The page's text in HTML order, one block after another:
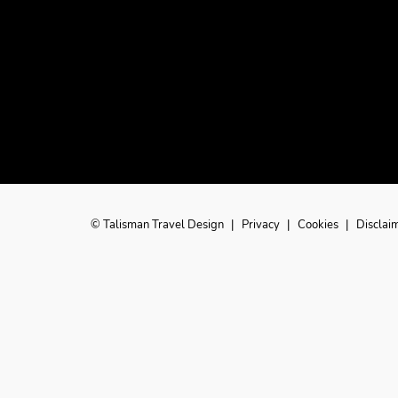
© Talisman Travel Design | Privacy | Cookies |